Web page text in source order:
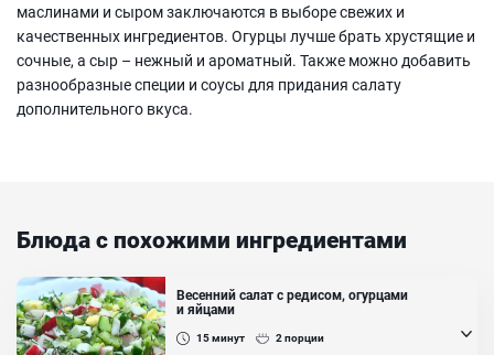
маслинами и сыром заключаются в выборе свежих и
качественных ингредиентов. Огурцы лучше брать хрустящие и
сочные, а сыр – нежный и ароматный. Также можно добавить
разнообразные специи и соусы для придания салату
дополнительного вкуса.
Блюда с похожими ингредиентами
Весенний салат с редисом, огурцами
и яйцами
15минут 2порции